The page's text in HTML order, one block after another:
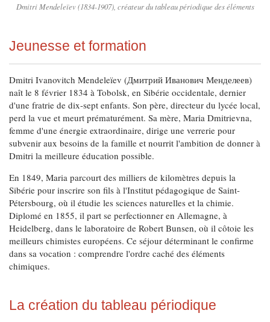
Dmitri Mendeleïev (1834-1907), créateur du tableau périodique des éléments
Jeunesse et formation
Dmitri Ivanovitch Mendeleïev (Дмитрий Иванович Менделеев)
naît le 8 février 1834 à Tobolsk, en Sibérie occidentale, dernier
d'une fratrie de dix-sept enfants. Son père, directeur du lycée local,
perd la vue et meurt prématurément. Sa mère, Maria Dmitrievna,
femme d'une énergie extraordinaire, dirige une verrerie pour
subvenir aux besoins de la famille et nourrit l'ambition de donner à
Dmitri la meilleure éducation possible.
En 1849, Maria parcourt des milliers de kilomètres depuis la
Sibérie pour inscrire son fils à l'Institut pédagogique de Saint-
Pétersbourg, où il étudie les sciences naturelles et la chimie.
Diplomé en 1855, il part se perfectionner en Allemagne, à
Heidelberg, dans le laboratoire de Robert Bunsen, où il côtoie les
meilleurs chimistes européens. Ce séjour déterminant le confirme
dans sa vocation : comprendre l'ordre caché des éléments
chimiques.
La création du tableau périodique